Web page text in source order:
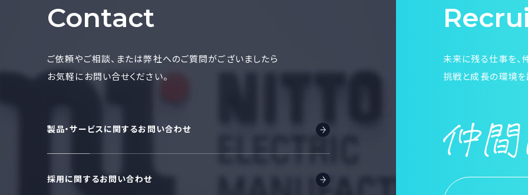
Contact
ご依頼やご相談、または弊社へのご質問がございましたら
お気軽にお問い合せください。
製品・サービスに関するお問い合わせ
採用に関するお問い合わせ
未来に残る仕事を、
挑戦と成長の環境を